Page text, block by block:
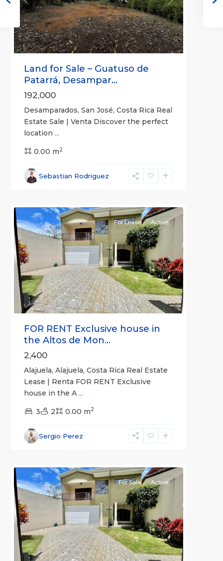
Previous Next
Land for Sale – Guatuso de
Patarrá, Desampar...
192,000
Desamparados, San José, Costa Rica Real
Estate Sale | Venta Discover the perfect
location ...
0.00 m2
Sebastian Rodriguez
Alajuela,
Alajuela
Previous Next
For Lease Active
FOR RENT Exclusive house in
the Altos de Mon...
2,400
Alajuela, Alajuela, Costa Rica Real Estate
Lease | Renta FOR RENT Exclusive
house in the A ...
3 2 0.00 m2
Sergio Perez
Alajuela,
Alajuela
Previous Next
For Sale Active